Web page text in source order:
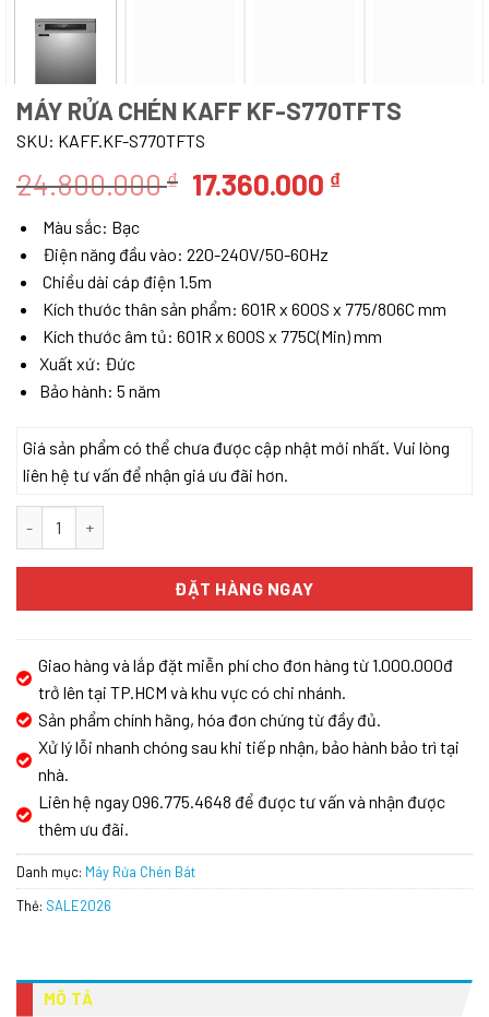
MÁY RỬA CHÉN KAFF KF-S770TFTS
SKU: KAFF.KF-S770TFTS
24.800.000₫ Giá
là:
24.800.000 ₫.
17.360.000 ₫Giá
17.360.000
Màu sắc: Bạc
Điện năng đầu vào: 220-240V/50-60Hz
Chiều dài cáp điện 1.5m
Kích thước thân sản phẩm: 601R x 600S x 775/806C mm
Kích thước âm tủ: 601R x 600S x 775C(Min) mm
Xuất xứ: Đức
Bảo hành: 5 năm
Giá sản phẩm có thể chưa được cập nhật mới nhất. Vui lòng
liên hệ tư vấn để nhận giá ưu đãi hơn.
ĐẶT HÀNG NGAY
Giao hàng và lắp đặt miễn phí cho đơn hàng từ 1.000.000đ
trở lên tại TP.HCM và khu vực có chi nhánh.
Sản phẩm chính hãng, hóa đơn chứng từ đầy đủ.
Xử lý lỗi nhanh chóng sau khi tiếp nhận, bảo hành bảo trì tại
nhà.
Liên hệ ngay 096.775.4648 để được tư vấn và nhận được
thêm ưu đãi.
Danh mục: Máy Rửa Chén Bát
Thẻ: SALE2026
MÔ TẢ